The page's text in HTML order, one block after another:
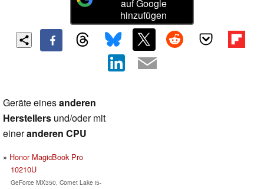
auf Google
hinzufügen
Geräte einesanderen
Herstellers und/oder mit
eineranderen CPU
Honor MagicBook Pro
10210U
GeForce MX350, Comet Lake i5-